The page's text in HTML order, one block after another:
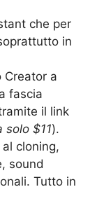
che per
in
Creator a
fascia
il link
solo $11).
cloning,
sound
Tutto in